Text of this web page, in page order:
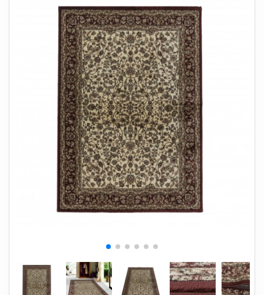
BØRNEMØBLER
KONTORMØBLER
ENTREMØBLER
SPAR PENGE PÅ UDVALGTE VARER